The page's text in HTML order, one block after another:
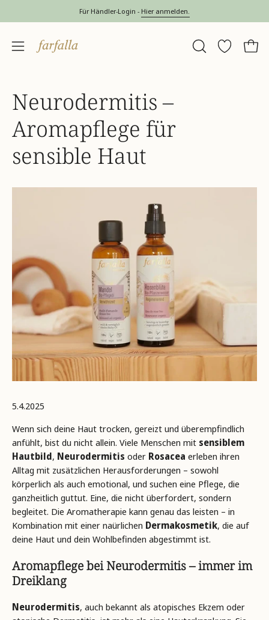
überspringen
Für Händler-Login - Hier anmelden.
Navigationsmenü
SUCHLEISTE
Neurodermitis –
Aromapflege für
sensible Haut
5.4.2025
Wenn sich deine Haut trocken, gereizt und überempfindlich
anfühlt, bist du nicht allein. Viele Menschen mit sensiblem
Hautbild, Neurodermitis oder Rosacea erleben ihren
Alltag mit zusätzlichen Herausforderungen – sowohl
körperlich als auch emotional, und suchen eine Pflege, die
ganzheitlich guttut. Eine, die nicht überfordert, sondern
begleitet. Die Aromatherapie kann genau das leisten – in
Kombination mit einer naürlichen Dermakosmetik, die auf
deine Haut und dein Wohlbefinden abgestimmt ist.
Aromapflege bei Neurodermitis – immer im
Dreiklang
Neurodermitis, auch bekannt als atopisches Ekzem oder